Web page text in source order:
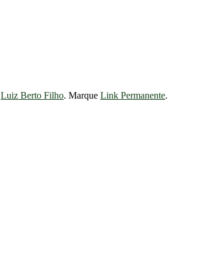
Luiz Berto Filho. Marque Link Permanente.